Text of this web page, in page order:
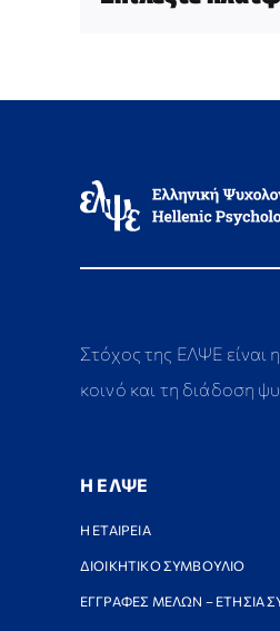
Στόχος της ΕΛΨΕ είναι
κοινό και τη διάδοση
Η ΕΛΨΕ
Η ΕΤΑΙΡΕΙΑ
ΔΙΟΙΚΗΤΙΚΟ ΣΥΜΒΟΥΛΙΟ
ΕΓΓΡΑΦΕΣ ΜΕΛΩΝ – ΕΤΗΣΙΑ